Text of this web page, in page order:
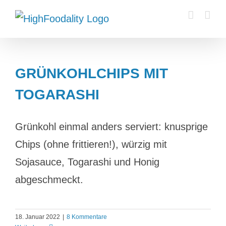
Zum
Inhalt
GRÜNKOHLCHIPS MIT
TOGARASHI
Grünkohl einmal anders serviert: knusprige
Chips (ohne frittieren!), würzig mit
Sojasauce, Togarashi und Honig
abgeschmeckt.
18. Januar 2022
8 Kommentare